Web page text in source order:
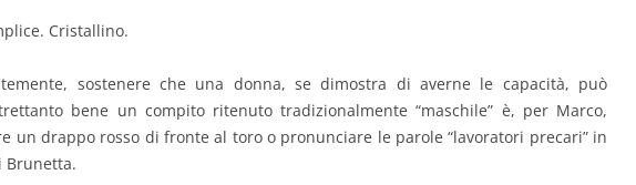
Cristallino.
sostenere che una donna, se dimostra di averne le capacità, può
bene un compito ritenuto tradizionalmente “maschile” è, per Marco,
un drappo rosso di fronte al toro o pronunciare le parole “lavoratori precari” in
Brunetta.